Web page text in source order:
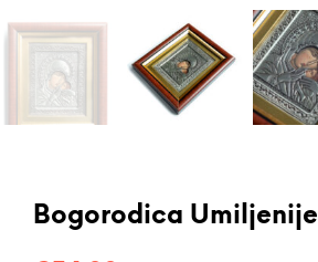
Bogorodica Umiljenije